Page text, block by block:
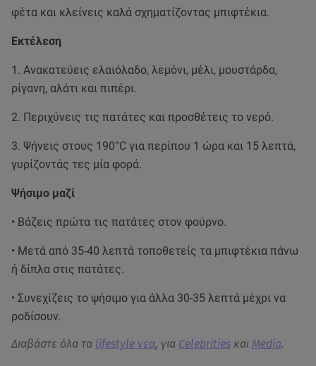
φέτα και κλείνεις καλά σχηματίζοντας μπιφτέκια.
Εκτέλεση
1. Ανακατεύεις ελαιόλαδο, λεμόνι, μέλι, μουστάρδα,
ρίγανη, αλάτι και πιπέρι.
2. Περιχύνεις τις πατάτες και προσθέτεις το νερό.
3. Ψήνεις στους 190°C για περίπου 1 ώρα και 15 λεπτά,
γυρίζοντάς τες μία φορά.
Ψήσιμο μαζί
• Βάζεις πρώτα τις πατάτες στον φούρνο.
• Μετά από 35-40 λεπτά τοποθετείς τα μπιφτέκια πάνω
ή δίπλα στις πατάτες.
• Συνεχίζεις το ψήσιμο για άλλα 30-35 λεπτά μέχρι να
ροδίσουν.
Διαβάστε όλα τα lifestyle νεα, για Celebrities και Media.